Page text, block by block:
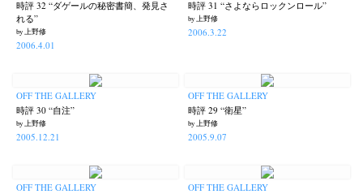
時評 32 “ダゲールの秘密書簡、発見さ
れる”
by 上野修
2006.4.01
時評 31 “さよならロックンロール”
by 上野修
2006.3.22
OFF THE GALLERY
時評 30 “自注”
by 上野修
2005.12.21
OFF THE GALLERY
時評 29 “衛星”
by 上野修
2005.9.07
OFF THE GALLERY
OFF THE GALLERY